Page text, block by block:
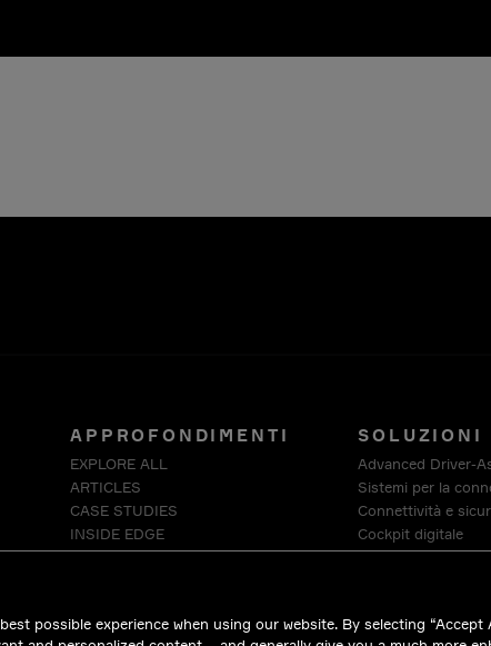
APPROFONDIMENTI
EXPLORE ALL
ARTICLES
CASE STUDIES
INSIDE EDGE
WHITE PAPERS
SOLUZIONI
Advanced Driver-
Sistemi per la
Connettività e
Cockpit digitale
Architettura per
Intercable
possible experience when using our website. By selecting “Accept